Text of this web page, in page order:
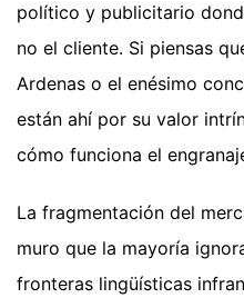
político y publicitario
no el cliente. Si piensas
Ardenas o el enésimo
están ahí por su valor
cómo funciona el
La fragmentación del
muro que la mayoría
fronteras lingüísticas